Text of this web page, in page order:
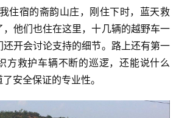
我住宿的斋韵山庄，刚住下时，蓝天救
他们也住在这里，十几辆的越野车一
开会讨论支持的细节。路上还有第一
方救护车辆不断的巡逻，还能说什么
安全保证的专业性。